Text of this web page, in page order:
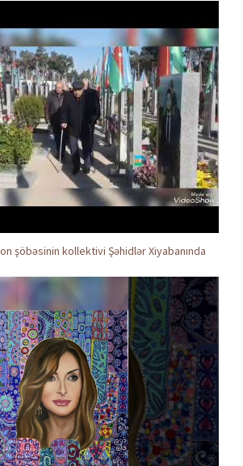
şöbəsinin kollektivi Şəhidlər Xiyabanında